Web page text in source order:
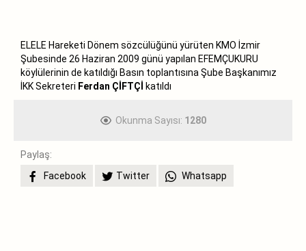
ELELE Hareketi Dönem sözcülüğünü yürüten KMO İzmir
Şubesinde 26 Haziran 2009 günü yapılan EFEMÇUKURU
köylülerinin de katıldığı Basın toplantısına Şube Başkanımız
İKK Sekreteri Ferdan ÇİFTÇİ katıldı
Okunma Sayısı: 1280
Paylaş:
Facebook
Twitter Whatsapp